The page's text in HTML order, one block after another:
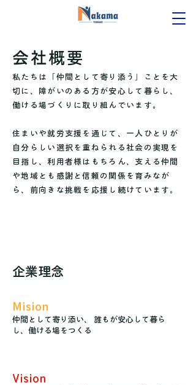
会社概要
私たちは「仲間として寄り添う」ことを大
切に、障がいのある方が安心して暮らし、
働ける場づくりに取り組んでいます。
住まいや就労支援を通じて、一人ひとりが
自分らしい選択を重ねられる社会の実現を
目指し、利用者様はもちろん、支える仲間
や地域とも感謝と信頼の関係を育みなが
ら、前向きな挑戦を応援し続けています。
企業理念
Mision
仲間として寄り添い、 誰もが安心して暮ら
し、働ける場をつくる
Vision